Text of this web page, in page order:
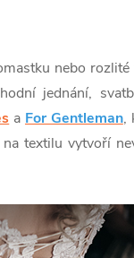
nebo
jednání,
a For Gentleman,
textilu vytvoří